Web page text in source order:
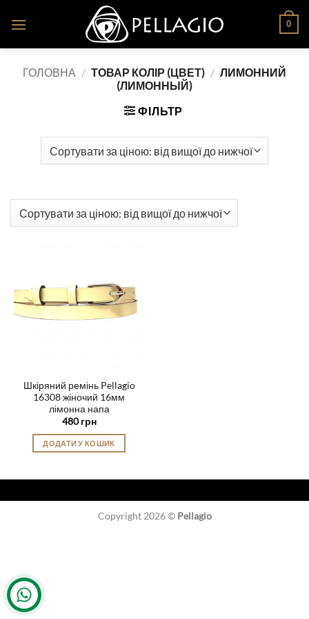
0
ГОЛОВНА / ТОВАР КОЛІР (ЦВЕТ) / ЛИМОННИЙ
(ЛИМОННЫЙ)
ФІЛЬТР
Шкіряний ремінь Pellagio
16308 жіночий 16мм
лімонна напа
480грн
ДОДАТИ У КОШИК
Copyright 2026 © Pellagio